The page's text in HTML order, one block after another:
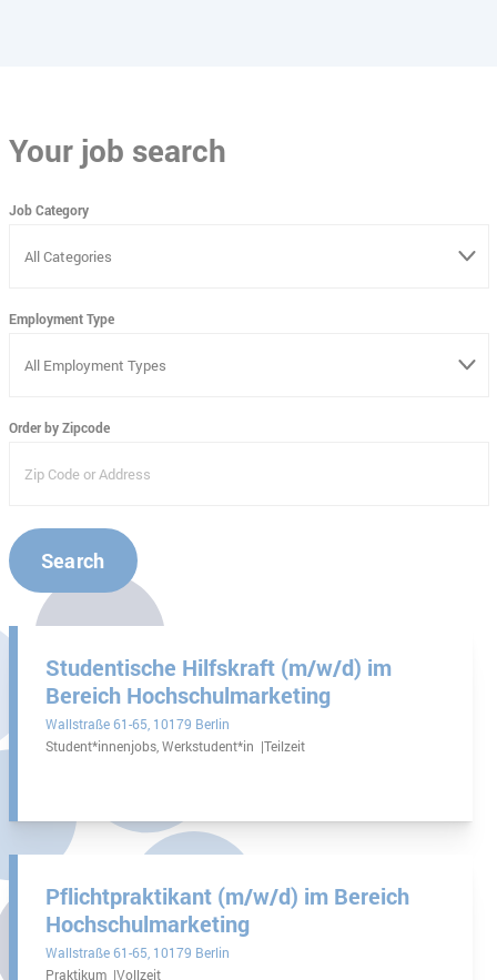
Your job search
Job Category
Employment Type
Order by Zipcode
Search
Studentische Hilfskraft (m/w/d) im
Bereich Hochschulmarketing
Wallstraße 61-65 10179 Berlin
Student*innenjobs, Werkstudent*in
Teilzeit
Pflichtpraktikant (m/w/d) im Bereich
Hochschulmarketing
Wallstraße 61-65 10179 Berlin
Praktikum Vollzeit